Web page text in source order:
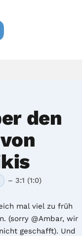
den
– 3:1 (1:0)
mal viel zu früh
(sorry @Ambar, wir
geschafft). Und